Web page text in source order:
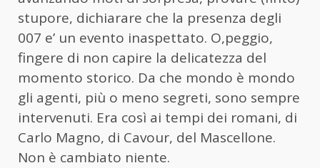
stupore, dichiarare che la presenza degli
007 e’ un evento inaspettato. O,peggio,
fingere di non capire la delicatezza del
momento storico. Da che mondo è mondo
gli agenti, più o meno segreti, sono sempre
intervenuti. Era così ai tempi dei romani, di
Carlo Magno, di Cavour, del Mascellone.
Non è cambiato niente.